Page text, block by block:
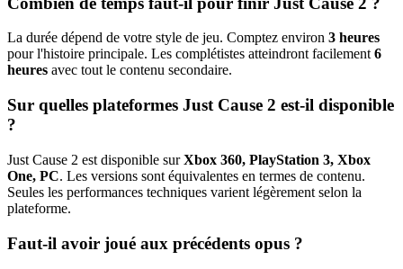
La durée dépend de votre style de jeu. Comptez environ 3 heures
pour l'histoire principale. Les complétistes atteindront facilement6
heures avec tout le contenu secondaire.
Sur quelles plateformes Just Cause 2 est-il disponible
?
Just Cause 2 est disponible surXbox 360, PlayStation 3, Xbox
One, PC. Les versions sont équivalentes en termes de contenu.
Seules les performances techniques varient légèrement selon la
plateforme.
Faut-il avoir joué aux précédents opus ?